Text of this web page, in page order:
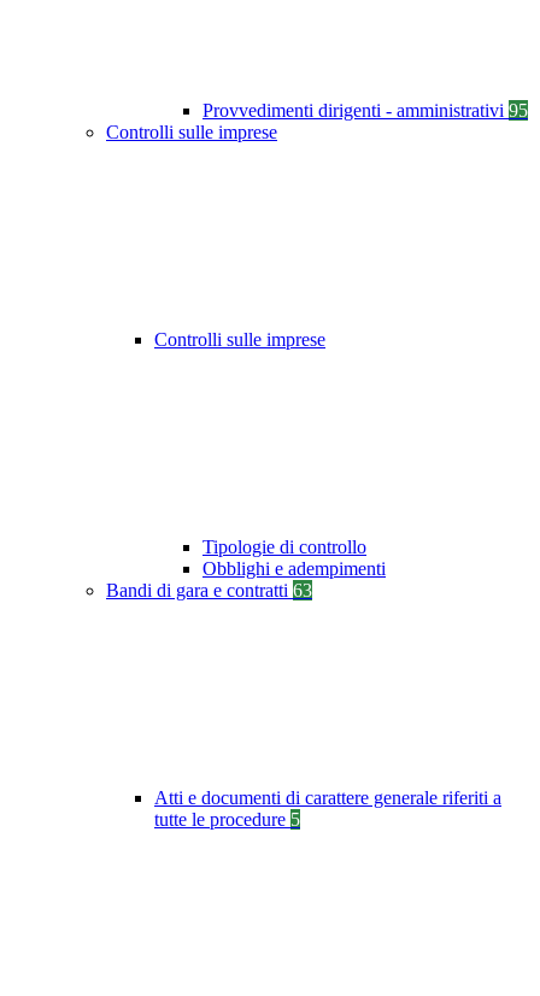
Provvedimenti dirigenti - amministrativi 95
Controlli sulle imprese
Controlli sulle imprese
Tipologie di controllo
Obblighi e adempimenti
Bandi di gara e contratti 63
Atti e documenti di carattere generale riferiti a
tutte le procedure 5